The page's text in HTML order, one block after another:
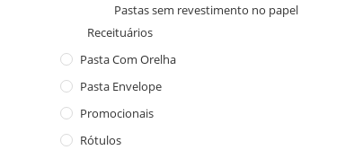
Pastas sem revestimento no papel
Receituários
Pasta Com Orelha
Pasta Envelope
Promocionais
Rótulos